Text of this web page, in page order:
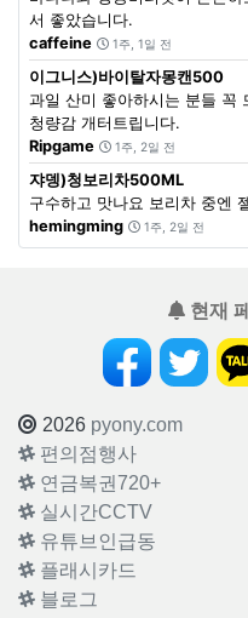
서 좋았습니다.
caffeine
1주, 1일 전
이그니스)바이탈자몽캔500
과일 산미 좋아하시는 분들 꼭
청량감 개터트립니다.
Ripgame
1주, 2일 전
쟈뎅)청보리차500ML
구수하고 맛나요 보리차 중엔
hemingming
1주, 2일 전
현재
2026 pyony.com
편의점행사
연금복권720+
실시간CCTV
유튜브인급동
플래시카드
블로그